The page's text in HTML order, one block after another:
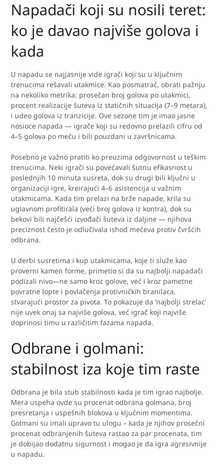
Napadači koji su nosili teret:
ko je davao najviše golova i
kada
U napadu se najjasnije vide igrači koji su u ključnim
trenucima rešavali utakmice. Kao posmatrač, obrati pažnju
na nekoliko metrika: prosečan broj golova po utakmici,
procent realizacije šuteva iz statičnih situacija (7–9 metara),
i udeo golova iz tranzicije. Ove sezone tim je imao jasne
nosioce napada — igrače koji su redovno prelazili cifru od
4–5 golova po meču i bili pouzdani u završnicama.
Posebno je važno pratiti ko preuzima odgovornost u teškim
trenucima. Neki igrači su povećavali šutnu efikasnost u
poslednjih 10 minuta susreta, dok su drugi bili ključni u
organizaciji igre, kreirajući 4–6 asistencija u važnim
utakmicama. Kada tim prelazi na brže napade, krila su
uglavnom profitirala (veći broj golova iz kontra), dok su
bekovi bili najčešći izvođači šuteva iz daljine — njihova
preciznost često je odlučivala ishod mečeva protiv čvršćih
odbrana.
U derbi susretima i kup utakmicama, koje ti služe kao
proverni kamen forme, primetio si da su najbolji napadači
podizali nivo—ne samo kroz golove, već i kroz pametne
povratne lopte i povlačenja protivničkih branilaca,
stvarajući prostor za pivota. To pokazuje da ‘najbolji strelac’
nije uvek onaj sa najviše golova, već igrač koji najviše
doprinosi timu u različitim fazama napada.
Odbrane i golmani:
stabilnost iza koje tim raste
Odbrana je bila stub stabilnosti kada je tim igrao najbolje.
Mera uspeha ovde su procenat odbrana golmana, broj
presretanja i uspešnih blokova u ključnim momentima.
Golmani su imali upravo tu ulogu – kada je njihov prosečni
procenat odbranjenih šuteva rastao za par procenata, tim
je dobijao dodatnu sigurnost i mogao je da igra agresivnije
u napadu.